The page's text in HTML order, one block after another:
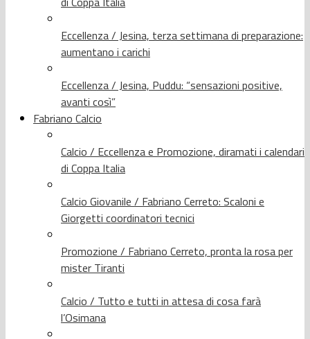
Eccellenza / Jesina, terza settimana di preparazione:
aumentano i carichi
Eccellenza / Jesina, Puddu: “sensazioni positive,
avanti così”
Fabriano Calcio
Calcio / Eccellenza e Promozione, diramati i calendari
di Coppa Italia
Calcio Giovanile / Fabriano Cerreto: Scaloni e
Giorgetti coordinatori tecnici
Promozione / Fabriano Cerreto, pronta la rosa per
mister Tiranti
Calcio / Tutto e tutti in attesa di cosa farà
l’Osimana